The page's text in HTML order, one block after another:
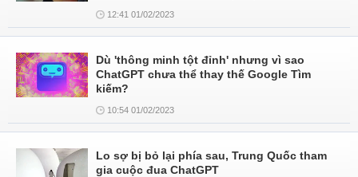
12:41 01/02/2023
Dù 'thông minh tột đỉnh' nhưng vì sao
ChatGPT chưa thể thay thế Google Tìm
kiếm?
10:54 01/02/2023
Lo sợ bị bỏ lại phía sau, Trung Quốc tham
gia cuộc đua ChatGPT